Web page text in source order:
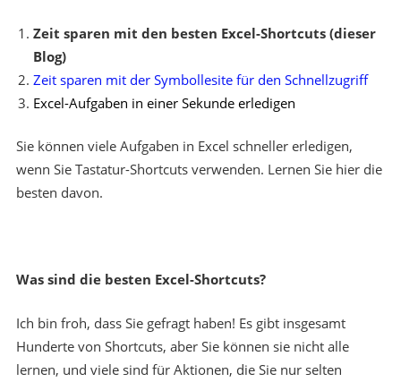
Zeit sparen mit den besten Excel-Shortcuts (dieser
Blog)
Zeit sparen mit der Symbollesite für den Schnellzugriff
Excel-Aufgaben in einer Sekunde erledigen
Sie können viele Aufgaben in Excel schneller erledigen,
wenn Sie Tastatur-Shortcuts verwenden. Lernen Sie hier die
besten davon.
Was sind die besten Excel-Shortcuts?
Ich bin froh, dass Sie gefragt haben! Es gibt insgesamt
Hunderte von Shortcuts, aber Sie können sie nicht alle
lernen, und viele sind für Aktionen, die Sie nur selten